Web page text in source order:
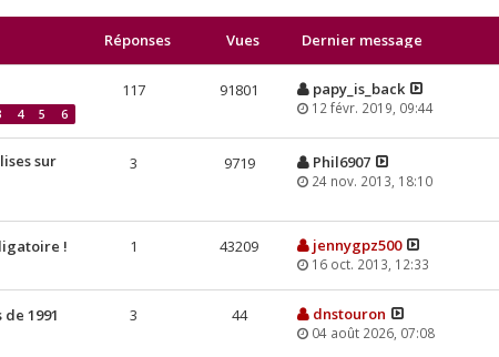
Réponses Vues Dernier message
4 5 6
117 91801 papy_is_back
12 févr. 2019, 09:44
sur
3 9719 Phil6907
24 nov. 2013, 18:10
! 1 43209 jennygpz500
16 oct. 2013, 12:33
1991 3 44 dnstouron
04 août 2026, 07:08